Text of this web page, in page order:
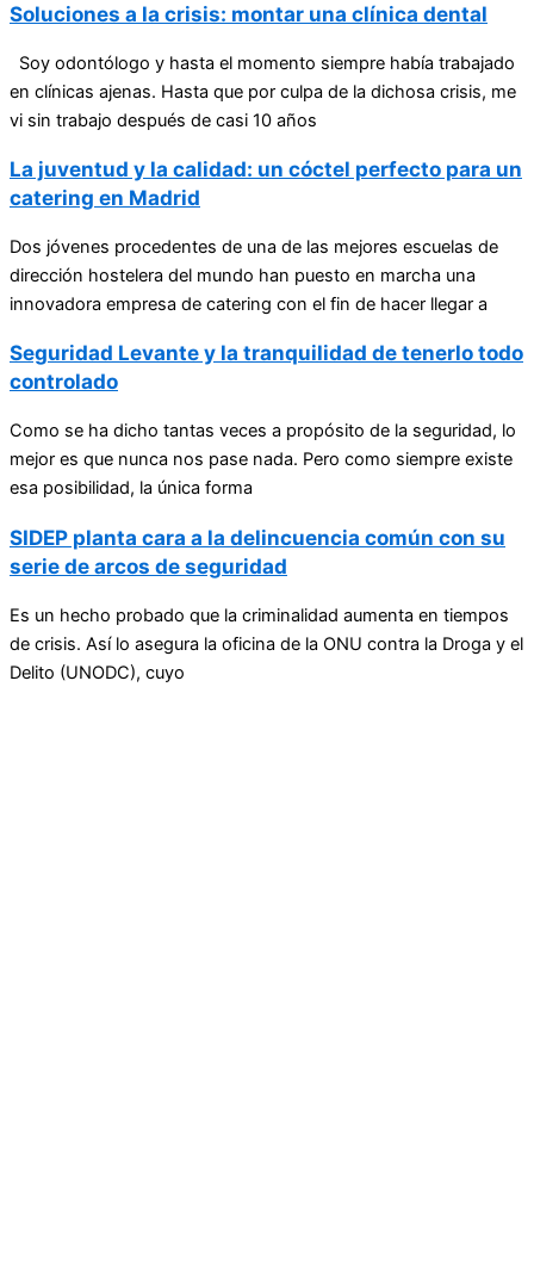
Soluciones a la crisis: montar una clínica dental
Soy odontólogo y hasta el momento siempre había trabajado
en clínicas ajenas. Hasta que por culpa de la dichosa crisis, me
vi sin trabajo después de casi 10 años
La juventud y la calidad: un cóctel perfecto para un
catering en Madrid
Dos jóvenes procedentes de una de las mejores escuelas de
dirección hostelera del mundo han puesto en marcha una
innovadora empresa de catering con el fin de hacer llegar a
Seguridad Levante y la tranquilidad de tenerlo todo
controlado
Como se ha dicho tantas veces a propósito de la seguridad, lo
mejor es que nunca nos pase nada. Pero como siempre existe
esa posibilidad, la única forma
SIDEP planta cara a la delincuencia común con su
serie de arcos de seguridad
Es un hecho probado que la criminalidad aumenta en tiempos
de crisis. Así lo asegura la oficina de la ONU contra la Droga y el
Delito (UNODC), cuyo